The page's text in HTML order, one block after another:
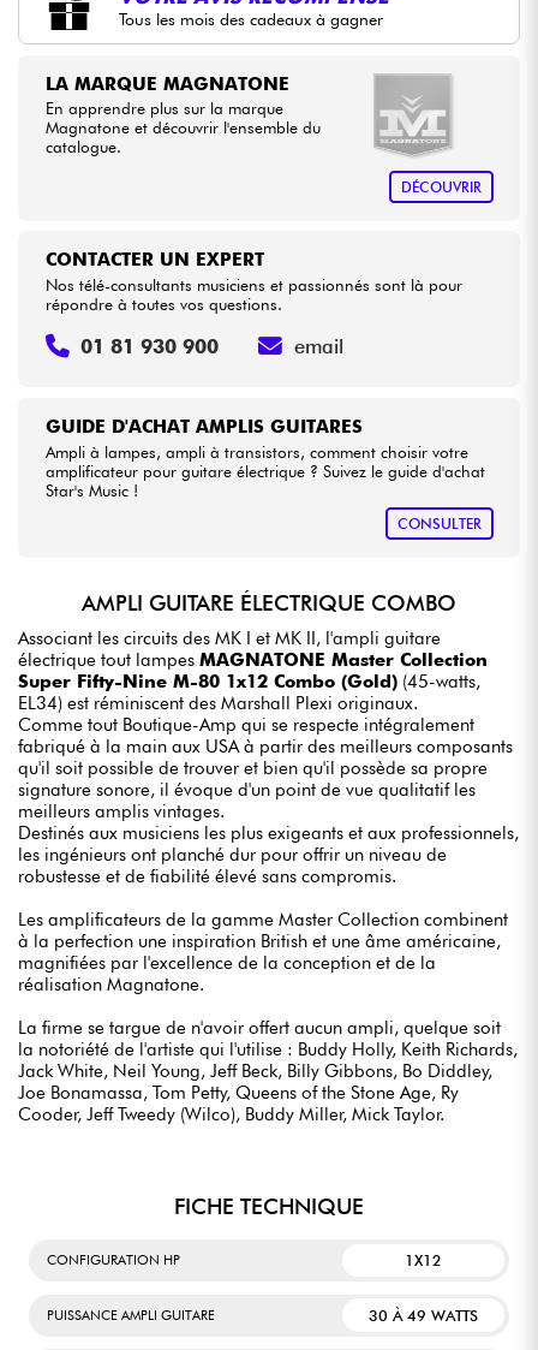
Tous les mois des cadeaux à gagner
LA MARQUE MAGNATONE
En apprendre plus sur la marque
Magnatone et découvrir l'ensemble du
catalogue.
DÉCOUVRIR
GUIDE D'ACHAT AMPLIS GUITARES
Ampli à lampes, ampli à transistors, comment choisir votre
amplificateur pour guitare électrique ? Suivez le guide d'achat
Star's Music !
CONSULTER
CONTACTER UN EXPERT
Nos télé-consultants musiciens et passionnés sont là pour
répondre à toutes vos questions.
01 81 930 900 email
AMPLI GUITARE ÉLECTRIQUE COMBO
Associant les circuits des MK I et MK II, l'ampli guitare
électrique tout lampes MAGNATONE Master Collection
Super Fifty-Nine M-80 1x12 Combo (Gold) (45-watts,
EL34) est réminiscent des Marshall Plexi originaux.
Comme tout Boutique-Amp qui se respecte intégralement
fabriqué à la main aux USA à partir des meilleurs composants
qu'il soit possible de trouver et bien qu'il possède sa propre
signature sonore, il évoque d'un point de vue qualitatif les
meilleurs amplis vintages.
Destinés aux musiciens les plus exigeants et aux professionnels,
les ingénieurs ont planché dur pour offrir un niveau de
robustesse et de fiabilité élevé sans compromis.
Les amplificateurs de la gamme Master Collection combinent
à la perfection une inspiration British et une âme américaine,
magnifiées par l'excellence de la conception et de la
réalisation Magnatone.
La firme se targue de n'avoir offert aucun ampli, quelque soit
la notoriété de l'artiste qui l'utilise : Buddy Holly, Keith Richards,
Jack White, Neil Young, Jeff Beck, Billy Gibbons, Bo Diddley,
Joe Bonamassa, Tom Petty, Queens of the Stone Age, Ry
Cooder, Jeff Tweedy (Wilco), Buddy Miller, Mick Taylor.
FICHE TECHNIQUE
CONFIGURATION HP 1X12
PUISSANCE AMPLI GUITARE 30 À 49 WATTS